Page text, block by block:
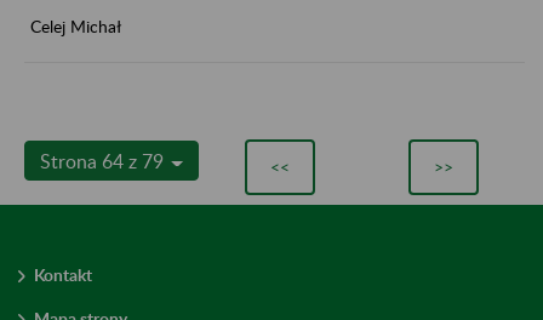
Celej Michał
Strona 64 z 79 << >>
Kontakt